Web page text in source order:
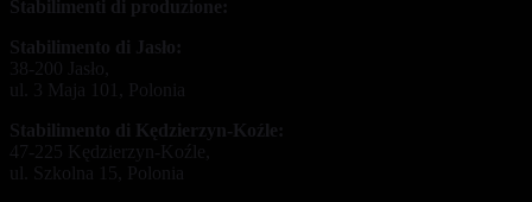
Stabilimenti di produzione:
Stabilimento di Jasło:
38-200 Jasło,
ul. 3 Maja 101, Polonia
Stabilimento di Kędzierzyn-Koźle:
47-225 Kędzierzyn-Koźle,
ul. Szkolna 15, Polonia